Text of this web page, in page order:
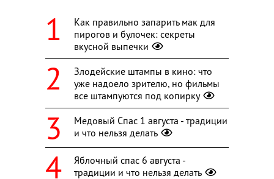
Как правильно запарить мак для
пирогов и булочек: секреты
вкусной выпечки
Злодейские штампы в кино: что
уже надоело зрителю, но фильмы
все штампуются под копирку
Медовый Спас 1 августа - традиции
и что нельзя делать
Яблочный спас 6 августа -
традиции и что нельзя делать